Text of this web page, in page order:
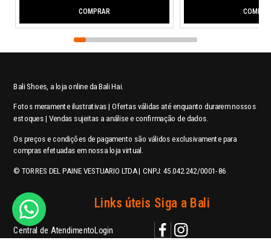
COMPRAR
Bali Shoes, a loja online da Bali Hai.
Fotos meramente ilustrativas | Ofertas válidas até enquanto durarem nossos
estoques | Vendas sujeitas a análise e confirmação de dados.
Os preços e condições de pagamento são válidos exclusivamente para
compras efetuadas em nossa loja virtual.
© TORRES DEL PAINE VESTUARIO LTDA | CNPJ: 45.042.242/0001-86
Ajuda
Central de Atendimento
Links úteis
Login
Siga a Bali